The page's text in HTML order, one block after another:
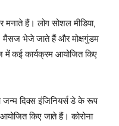
हैं। लोग सोशल मीडिया,
मैसज भेजे जाते हैं और मोक्षगुंडम
में कई कार्यक्रम आयोजित किए
जन्म दिवस इंजिनियर्स डे के रूप
किए जाते हैं। कोरोना